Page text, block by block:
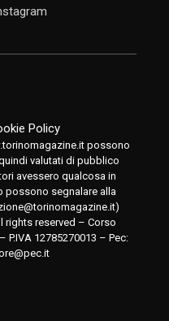
Policy
possono
valutati di pubblico
avessero qualcosa in
possono segnalare alla
)
rights reserved – Corso
P.IVA 12785270013 – Pec: